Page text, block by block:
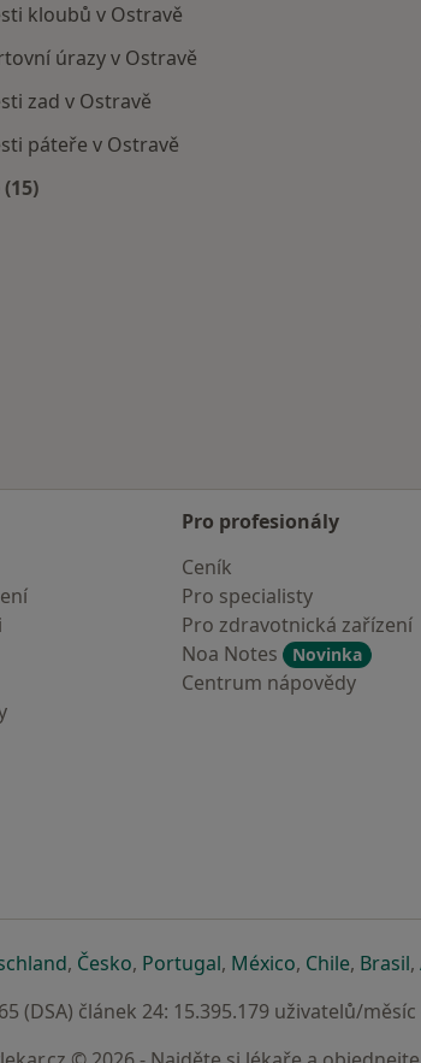
kloubů v Ostravě
úrazy v Ostravě
zad v Ostravě
páteře v Ostravě
Pro profesionály
Ceník
Pro specialisty
Pro zdravotnická zařízení
Noa Notes
Novinka
Centrum nápovědy
záložce
v nové záložce
se otevře v nové záložce
, Českose otevře v nové záložce
, Portugalse otevře v nové
, Méxicose otevře v
, Chilese
, Brasil,
(DSA) článek 24: 15.395.179 uživatelů/